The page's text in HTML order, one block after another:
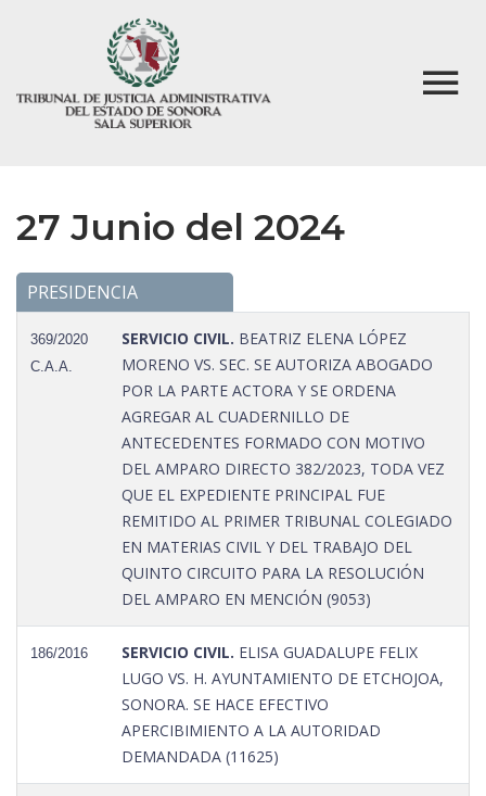
27 Junio del 2024
PRESIDENCIA
369/2020
C.A.A.
SERVICIO CIVIL. BEATRIZ ELENA LÓPEZ
MORENO VS. SEC. SE AUTORIZA ABOGADO
POR LA PARTE ACTORA Y SE ORDENA
AGREGAR AL CUADERNILLO DE
ANTECEDENTES FORMADO CON MOTIVO
DEL AMPARO DIRECTO 382/2023, TODA VEZ
QUE EL EXPEDIENTE PRINCIPAL FUE
REMITIDO AL PRIMER TRIBUNAL COLEGIADO
EN MATERIAS CIVIL Y DEL TRABAJO DEL
QUINTO CIRCUITO PARA LA RESOLUCIÓN
DEL AMPARO EN MENCIÓN (9053)
186/2016 SERVICIO CIVIL. ELISA GUADALUPE FELIX
LUGO VS. H. AYUNTAMIENTO DE ETCHOJOA,
SONORA. SE HACE EFECTIVO
APERCIBIMIENTO A LA AUTORIDAD
DEMANDADA (11625)